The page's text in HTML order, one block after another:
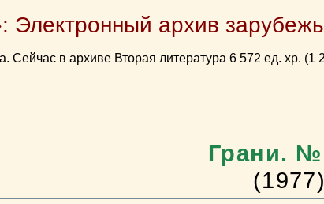
Электронный архив
Сейчас в архиве Вторая литература 6 572 ед. хр. (1
Грани. №
(1977)